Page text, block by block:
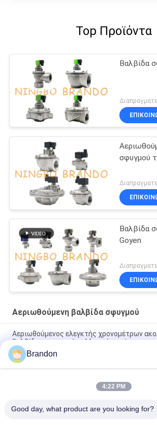
Top Προϊόντα
Βαλβίδα
σφυγμού
Βαλβίδα
Goyen
Αεριωθούμενη βαλβίδα σφυγμού
Αεριωθούμενος ελεγκτής χρονομέτρων
βαλβίδων σφυγμού συλλεκτών σκόνης
3/4» αεριωθούμενη βαλβίδα σφυγμού
ζ-20 BFEC για το συλλέκτη σκόνης
1» βαλβίδα σωληνοειδών σφυγμού σωστής
Brandon
4:22 PM
Good day, what product are you looking for?